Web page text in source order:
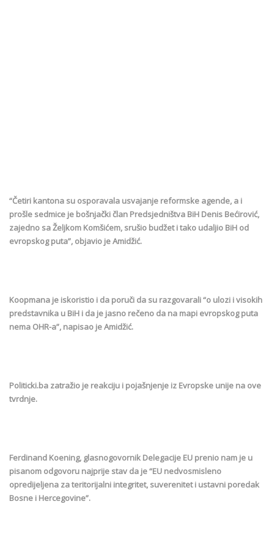
“Četiri kantona su osporavala usvajanje reformske agende, a i
prošle sedmice je bošnjački član Predsjedništva BiH Denis Bećirović,
zajedno sa Željkom Komšićem, srušio budžet i tako udaljio BiH od
evropskog puta”, objavio je Amidžić.
Koopmana je iskoristio i da poruči da su razgovarali “o ulozi i visokih
predstavnika u BiH i da je jasno rečeno da na mapi evropskog puta
nema OHR-a”, napisao je Amidžić.
Politicki.ba zatražio je reakciju i pojašnjenje iz Evropske unije na ove
tvrdnje.
Ferdinand Koening, glasnogovornik Delegacije EU prenio nam je u
pisanom odgovoru najprije stav da je “EU nedvosmisleno
opredijeljena za teritorijalni integritet, suverenitet i ustavni poredak
Bosne i Hercegovine”.